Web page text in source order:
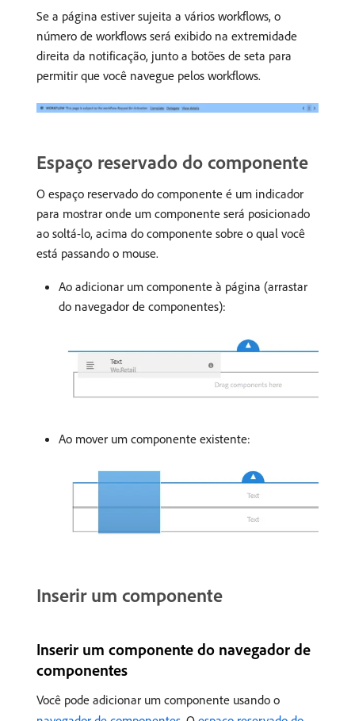
Se a página estiver sujeita a vários workflows, o
número de workflows será exibido na extremidade
direita da notificação, junto a botões de seta para
permitir que você navegue pelos workflows.
Espaço reservado do componente
O espaço reservado do componente é um indicador
para mostrar onde um componente será posicionado
ao soltá-lo, acima do componente sobre o qual você
está passando o mouse.
Ao adicionar um componente à página (arrastar
do navegador de componentes):
Ao mover um componente existente:
Inserir um componente
Inserir um componente do navegador de
componentes
Você pode adicionar um componente usando o